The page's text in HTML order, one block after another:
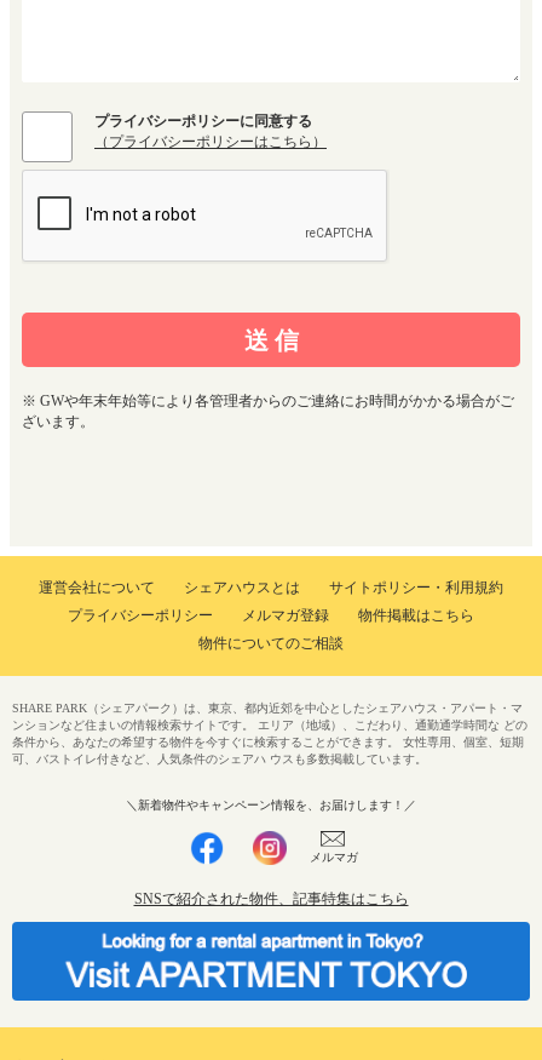
プライバシーポリシーに同意する
（プライバシーポリシーはこちら）
※ GWや年末年始等により各管理者からのご連絡にお時間がかかる場合がご
ざいます。
運営会社について シェアハウスとは
サイトポリシー・利用規約
プライバシーポリシー
メルマガ登録
物件掲載はこちら
物件についてのご相談
SHARE PARK（シェアパーク）は、東京、都内近郊を中心としたシェアハウス・アパート・マ
ンションなど住まいの情報検索サイトです。 エリア（地域）、こだわり、通勤通学時間な どの
条件から、あなたの希望する物件を今すぐに検索することができます。 女性専用、個室、短期
可、バストイレ付きなど、人気条件のシェアハ ウスも多数掲載しています。
＼新着物件やキャンペーン情報を、お届けします！／
メルマガ
SNSで紹介された物件、記事特集はこちら